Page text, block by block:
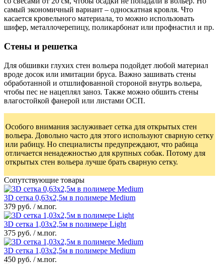
самый экономичный вариант – односкатная кровля. Что
касается кровельного материала, то можно использовать
шифер, металлочерепицу, поликарбонат или профнастил и пр.
Стены и решетка
Для обшивки глухих стен вольера подойдет любой материал
вроде досок или имитации бруса. Важно зашивать стены
обработанной и отшлифованной стороной внутрь вольера,
чтобы пес не нацеплял заноз. Также можно обшить стены
влагостойкой фанерой или листами ОСП.
Особого внимания заслуживает сетка для открытых стен
вольера. Довольно часто для этого используют сварную сетку
или рабицу. Но специалисты предупреждают, что рабица
отличается ненадежностью для крупных собак. Потому для
открытых стен вольера лучше брать сварную сетку.
Сопутствующие товары
3D сетка 0,63x2,5м в полимере Medium
379 руб. / м.пог.
3D сетка 1,03x2,5м в полимере Light
375 руб. / м.пог.
3D сетка 1,03x2,5м в полимере Medium
450 руб. / м.пог.